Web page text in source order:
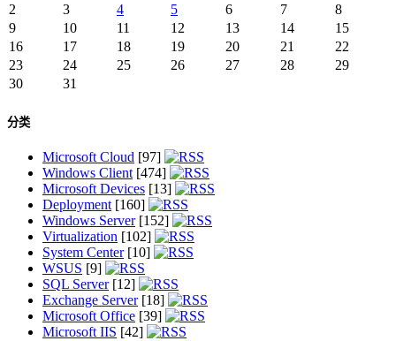
2
3 4 5 6 7
8
9
10 11 12 13 14
15
16
17 18 19 20 21
22
23
24 25 26 27 28
29
30
31
分类
Microsoft Cloud [97]
Windows Client[474]
Microsoft Devices [13]
Deployment[160]
Windows Server[152]
Virtualization [102]
System Center[10]
WSUS [9]
SQL Server[12]
Exchange Server[18]
Microsoft Office [39]
Microsoft IIS [42]